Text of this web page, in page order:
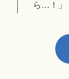
ら…！」